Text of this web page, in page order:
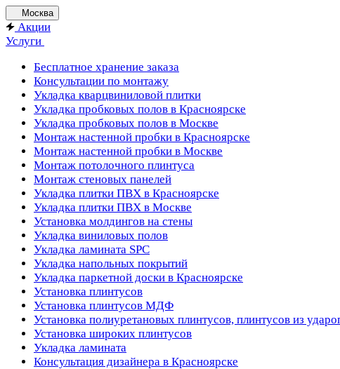
Москва
Акции
Услуги
Бесплатное хранение заказа
Консультации по монтажу
Укладка кварцвиниловой плитки
Укладка пробковых полов в Красноярске
Укладка пробковых полов в Москве
Монтаж настенной пробки в Красноярске
Монтаж настенной пробки в Москве
Монтаж потолочного плинтуса
Монтаж стеновых панелей
Укладка плитки ПВХ в Красноярске
Укладка плитки ПВХ в Москве
Установка молдингов на стены
Укладка виниловых полов
Укладка ламината SPC
Укладка напольных покрытий
Укладка паркетной доски в Красноярске
Установка плинтусов
Установка плинтусов МДФ
Установка полиуретановых плинтусов, плинтусов из
Установка широких плинтусов
Укладка ламината
Консультация дизайнера в Красноярске